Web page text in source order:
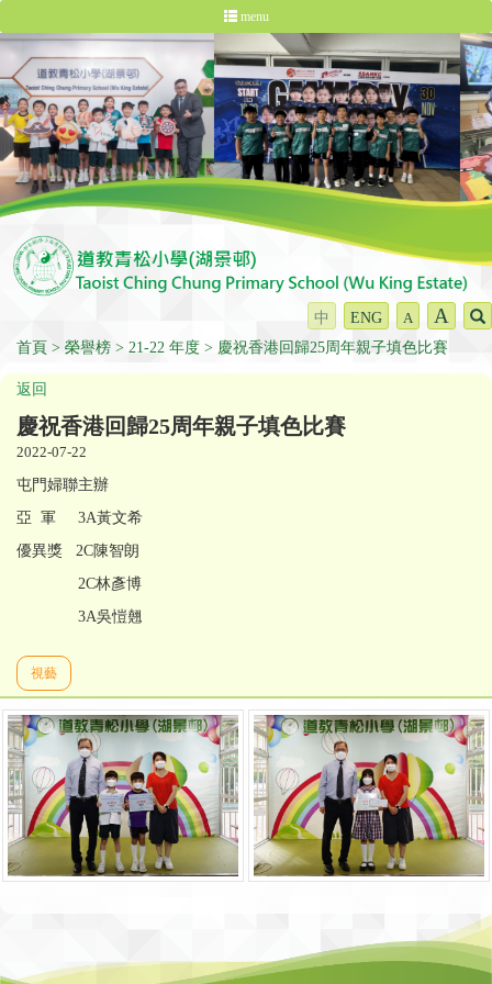
menu
中 ENG A A
首頁 榮譽榜 21-22 年度 慶祝香港回歸25周年親子填色比賽
返回
慶祝香港回歸25周年親子填色比賽
2022-07-22
屯門婦聯主辦
亞 軍 3A黃文希
優異獎 2C陳智朗
2C林彥博
3A吳愷翹
視藝